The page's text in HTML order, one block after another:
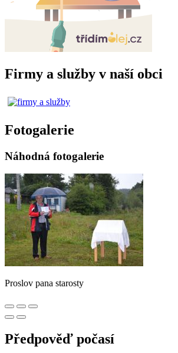
Firmy a služby v naší obci
Fotogalerie
Náhodná fotogalerie
Proslov pana starosty
Předpověď počasí